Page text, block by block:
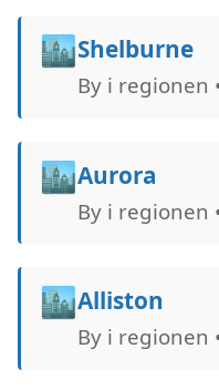
🏙️Shelburne
By i regionen
🏙️Aurora
By i regionen
🏙️Alliston
By i regionen